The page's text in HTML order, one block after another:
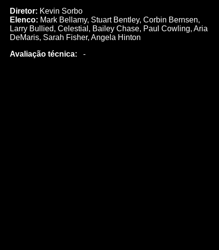
Diretor: Kevin Sorbo
Elenco: Mark Bellamy, Stuart Bentley, Corbin Bernsen,
Larry Bullied, Celestial, Bailey Chase, Paul Cowling, Aria
DeMaris, Sarah Fisher, Angela Hinton
Avaliação técnica:
-